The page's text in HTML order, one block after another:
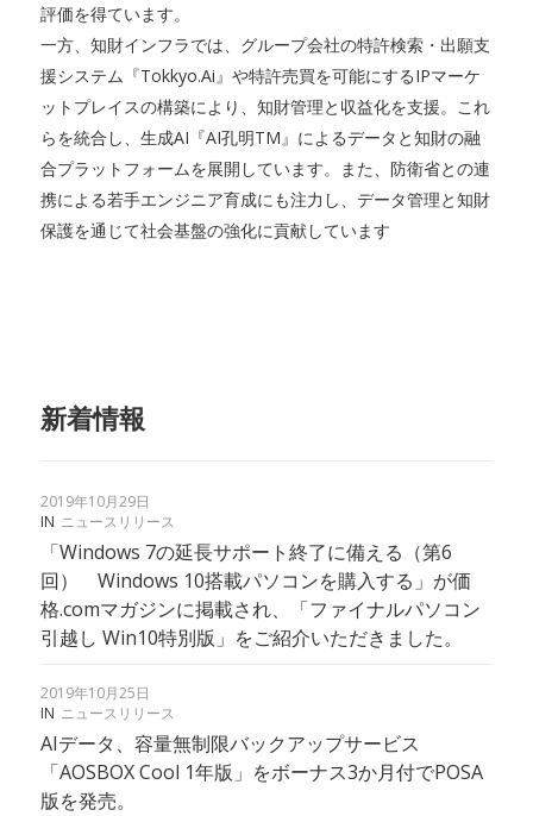
評価を得ています。
一方、知財インフラでは、グループ会社の特許検索・出願支
援システム『Tokkyo.Ai』や特許売買を可能にするIPマーケ
ットプレイスの構築により、知財管理と収益化を支援。これ
らを統合し、生成AI『AI孔明TM』によるデータと知財の融
合プラットフォームを展開しています。また、防衛省との連
携による若手エンジニア育成にも注力し、データ管理と知財
保護を通じて社会基盤の強化に貢献しています
新着情報
2019年10月29日
IN ニュースリリース
「Windows 7の延長サポート終了に備える（第6
回） Windows 10搭載パソコンを購入する」が価
格.comマガジンに掲載され、「ファイナルパソコン
引越し Win10特別版」をご紹介いただきました。
2019年10月25日
IN ニュースリリース
AIデータ、容量無制限バックアップサービス
「AOSBOX Cool 1年版」をボーナス3か月付でPOSA
版を発売。